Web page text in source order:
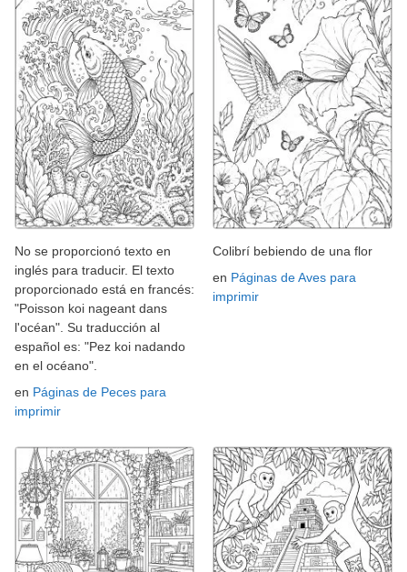
No se proporcionó texto en
inglés para traducir. El texto
proporcionado está en francés:
"Poisson koi nageant dans
l'océan". Su traducción al
español es: "Pez koi nadando
en el océano".
en Páginas de Peces para
imprimir
Colibrí bebiendo de una flor
en Páginas de Aves para
imprimir